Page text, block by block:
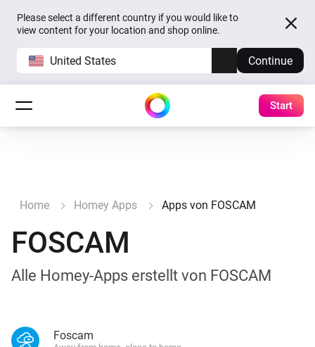
Please select a different country if you would like to
view content for your location and shop online.
United States Continue
Start
Home Homey Apps Apps von FOSCAM
FOSCAM
Alle Homey-Apps erstellt von FOSCAM
Foscam